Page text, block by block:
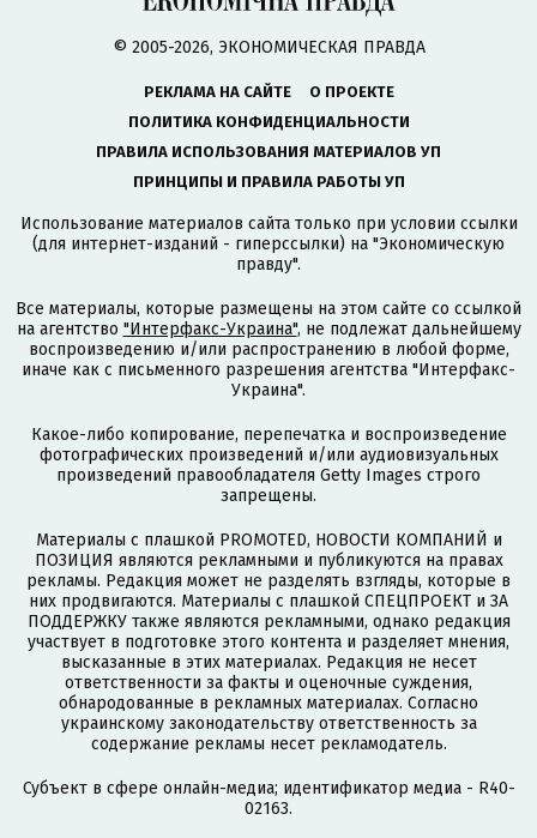
© 2005-2026, ЭКОНОМИЧЕСКАЯ ПРАВДА
РЕКЛАМА НА САЙТЕ
О ПРОЕКТЕ
ПОЛИТИКА КОНФИДЕНЦИАЛЬНОСТИ
ПРАВИЛА ИСПОЛЬЗОВАНИЯ МАТЕРИАЛОВ УП
ПРИНЦИПЫ И ПРАВИЛА РАБОТЫ УП
Использование материалов сайта только при условии ссылки
(для интернет-изданий - гиперссылки) на "Экономическую
правду".
Все материалы, которые размещены на этом сайте со ссылкой
на агентство "Интерфакс-Украина", не подлежат дальнейшему
воспроизведению и/или распространению в любой форме,
иначе как с письменного разрешения агентства "Интерфакс-
Украина".
Какое-либо копирование, перепечатка и воспроизведение
фотографических произведений и/или аудиовизуальных
произведений правообладателя Getty Images строго
запрещены.
Материалы с плашкой PROMOTED, НОВОСТИ КОМПАНИЙ и
ПОЗИЦИЯ являются рекламными и публикуются на правах
рекламы. Редакция может не разделять взгляды, которые в
них продвигаются. Материалы с плашкой СПЕЦПРОЕКТ и ЗА
ПОДДЕРЖКУ также являются рекламными, однако редакция
участвует в подготовке этого контента и разделяет мнения,
высказанные в этих материалах. Редакция не несет
ответственности за факты и оценочные суждения,
обнародованные в рекламных материалах. Согласно
украинскому законодательству ответственность за
содержание рекламы несет рекламодатель.
Субъект в сфере онлайн-медиа; идентификатор медиа - R40-
02163.